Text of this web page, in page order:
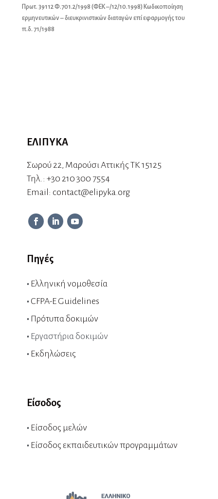
Πρωτ. 39112 Φ.701.2/1998 (ΦΕΚ –/12/10.1998) Κωδικοποίηση
ερμηνευτικών – διευκρινιστικών διαταγών επί εφαρμογής του
π.δ. 71/1988
ΕΛΙΠΥΚΑ
Σωρού 22, Μαρούσι Αττικής ΤΚ 15125
Τηλ.: +30 210 300 7554
Εmail: contact@elipyka.org
Πηγές
• Ελληνική νομοθεσία
• CFPA-E Guidelines
• Πρότυπα δοκιμών
• Εργαστήρια δοκιμών
• Εκδηλώσεις
Είσοδος
• Είσοδος μελών
• Είσοδος εκπαιδευτικών προγραμμάτων